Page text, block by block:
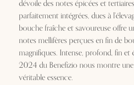
dévoile des notes épicées et
parfaitement intégrées, dues à
bouche fraîche et savoureuse offre
notes mellifères perçues en fin de
magnifiques. Intense, profond, fin et
2024 du Benefizio nous montre
véritable essence.